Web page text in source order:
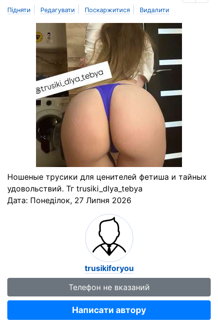
Підняти Редагувати Поскаржитися Видалити
Ношеные трусики для ценителей фетиша и тайных
удовольствий. Тг trusiki_dlya_tebya
Дата: Понеділок, 27 Липня 2026
trusikiforyou
Телефон не вказаний
Написати автору